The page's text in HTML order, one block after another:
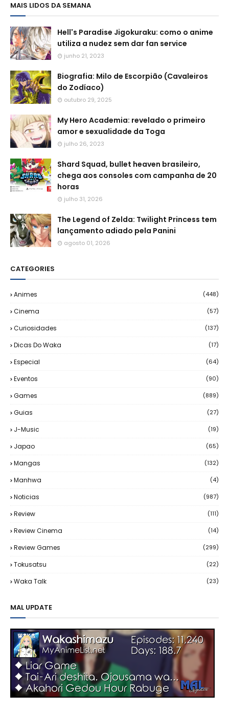
MAIS LIDOS DA SEMANA
Hell's Paradise Jigokuraku: como o anime
utiliza a nudez sem dar fan service
junho 21, 2023
Biografia: Milo de Escorpião (Cavaleiros
do Zodíaco)
outubro 29, 2025
My Hero Academia: revelado o primeiro
amor e sexualidade da Toga
julho 26, 2023
Shard Squad, bullet heaven brasileiro,
chega aos consoles com campanha de 20
horas
julho 31, 2026
The Legend of Zelda: Twilight Princess tem
lançamento adiado pela Panini
agosto 01, 2026
CATEGORIES
Animes (448)
Cinema (57)
Curiosidades (137)
Dicas Do Waka (17)
Especial (64)
Eventos (90)
Games (889)
Guias (27)
J-Music (19)
Japao (65)
Mangas (132)
Manhwa (4)
Noticias (987)
Review (111)
Review Cinema (14)
Review Games (299)
Tokusatsu (22)
Waka Talk (23)
MAL UPDATE